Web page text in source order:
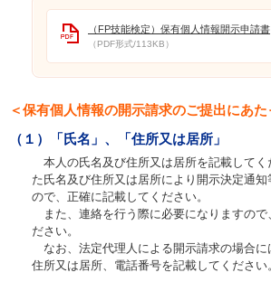
日本FP協会について
パーソナルファイナンス教育について
アクセス
お問い合わせ
English
法人・行政機関の方へ
（FP技能検定）保有個人情報開示申請書
（PDF形式/113KB）
＜保有個人情報の開示請求のご提出にあた
（１）「氏名」、「住所又は居所」
本人の氏名及び住所又は居所を記載してく
た氏名及び住所又は居所により開示決定通
ので、正確に記載してください。
また、連絡を行う際に必要になりますので
ださい。
なお、法定代理人による開示請求の場合に
住所又は居所、電話番号を記載してください